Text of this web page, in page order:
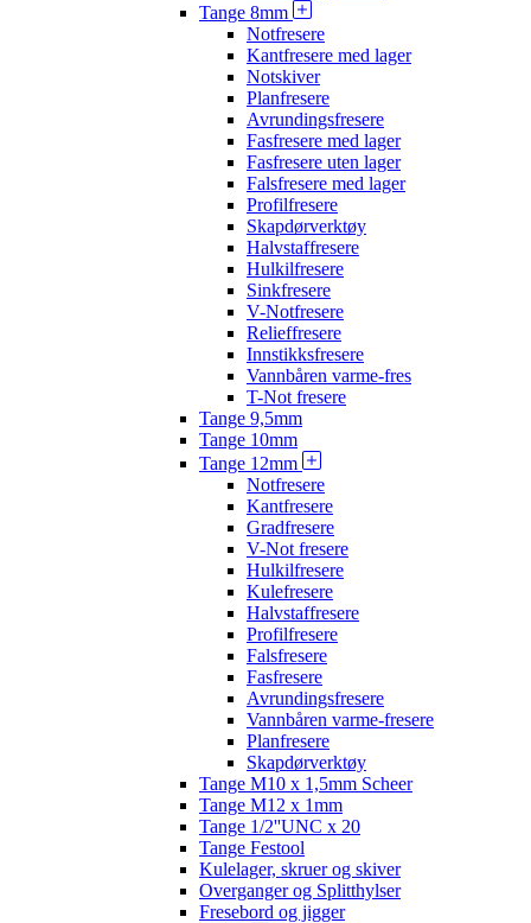
Tange 8mm
Notfresere
Kantfresere med lager
Notskiver
Planfresere
Avrundingsfresere
Fasfresere med lager
Fasfresere uten lager
Falsfresere med lager
Profilfresere
Skapdørverktøy
Halvstaffresere
Hulkilfresere
Sinkfresere
V-Notfresere
Relieffresere
Innstikksfresere
Vannbåren varme-fres
T-Not fresere
Tange 9,5mm
Tange 10mm
Tange 12mm
Notfresere
Kantfresere
Gradfresere
V-Not fresere
Hulkilfresere
Kulefresere
Halvstaffresere
Profilfresere
Falsfresere
Fasfresere
Avrundingsfresere
Vannbåren varme-fresere
Planfresere
Skapdørverktøy
Tange M10 x 1,5mm Scheer
Tange M12 x 1mm
Tange 1/2''UNC x 20
Tange Festool
Kulelager, skruer og skiver
Overganger og Splitthylser
Fresebord og jigger